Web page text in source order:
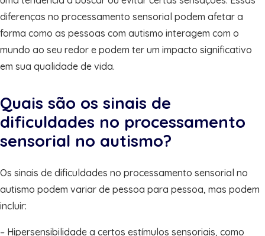
diferenças no processamento sensorial podem afetar a
forma como as pessoas com autismo interagem com o
mundo ao seu redor e podem ter um impacto significativo
em sua qualidade de vida.
Quais são os sinais de
dificuldades no processamento
sensorial no autismo?
Os sinais de dificuldades no processamento sensorial no
autismo podem variar de pessoa para pessoa, mas podem
incluir:
– Hipersensibilidade a certos estímulos sensoriais, como